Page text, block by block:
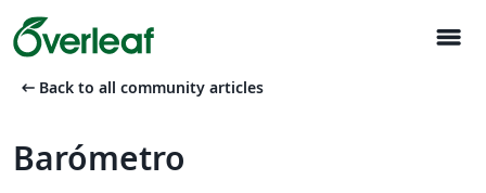
menu
arrow_left_alt Back to all community articles
Barómetro